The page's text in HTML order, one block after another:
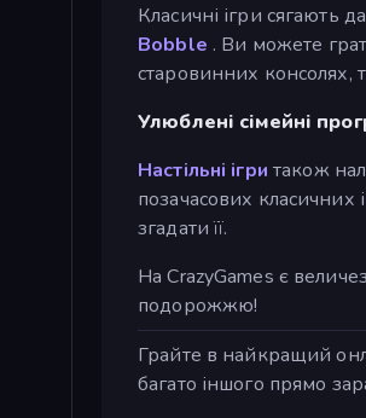
Класичні ігри сягають
Bobble . Ви можете
старовинних консолях,
Улюблені сімейні
Настільні ігри також
позачасових класичних
згадати її.
На CrazyGames є
подорожжю!
Грайте в найкращий
багато іншого прямо